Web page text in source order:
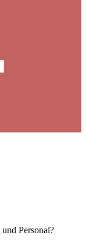
Personal?